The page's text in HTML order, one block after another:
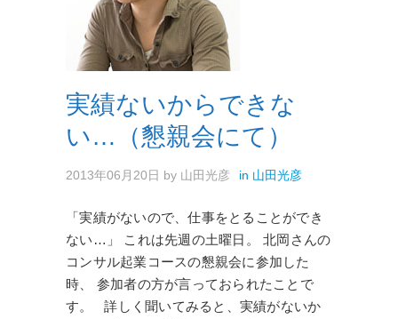
実績ないからできな
い…（懇親会にて）
2013年06月20日 by 山田光彦 in 山田光彦
「実績がないので、仕事をとることができ
ない…」 これは先週の土曜日。 北岡さんの
コンサル起業コースの懇親会に参加した
時、 参加者の方が言っておられたことで
す。 詳しく聞いてみると、実績がないか